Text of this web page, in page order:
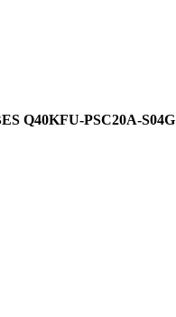
Q40KFU-PSC20A-S04G